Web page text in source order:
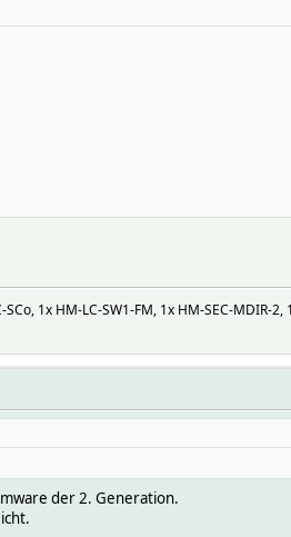
1x HM-LC-SW1-FM, 1x HM-SEC-MDIR-
der 2. Generation.